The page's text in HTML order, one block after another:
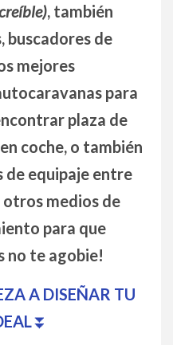
, también
buscadores de
mejores
para
plaza de
coche, o también
de equipaje entre
medios de
para que
no te agobie!
A DISEÑAR TU
⏬